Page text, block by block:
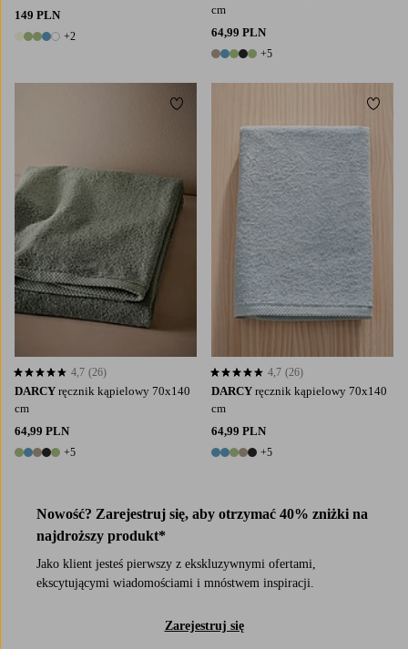
149 PLN
7 kolory
+2
cm
64,99 PLN
10 kolory
+5
DARCY ręcznik kąpielowy 70x140
cm
64,99 PLN
10 kolory
+5
4,7 opierając się na 26 ocenach
4,7 (26)
Dodaj do ulubionych
DARCY ręcznik kąpielowy 70x140
cm
64,99 PLN
10 kolory
+5
4,7 opierając się na 26 ocenach
4,7 (26)
Nowość? Zarejestruj się, aby otrzymać 40% zniżki na
najdroższy produkt*
Jako klient jesteś pierwszy z ekskluzywnymi ofertami,
ekscytującymi wiadomościami i mnóstwem inspiracji.
Zarejestruj się